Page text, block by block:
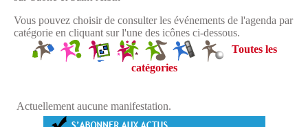
Vous pouvez choisir de consulter les événements de l'agenda par
catégorie en cliquant sur l'une des icônes ci-dessous.
Toutes les
catégories
Actuellement aucune manifestation.